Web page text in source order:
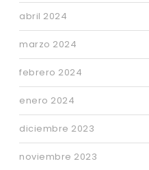
abril 2024
marzo 2024
febrero 2024
enero 2024
diciembre 2023
noviembre 2023